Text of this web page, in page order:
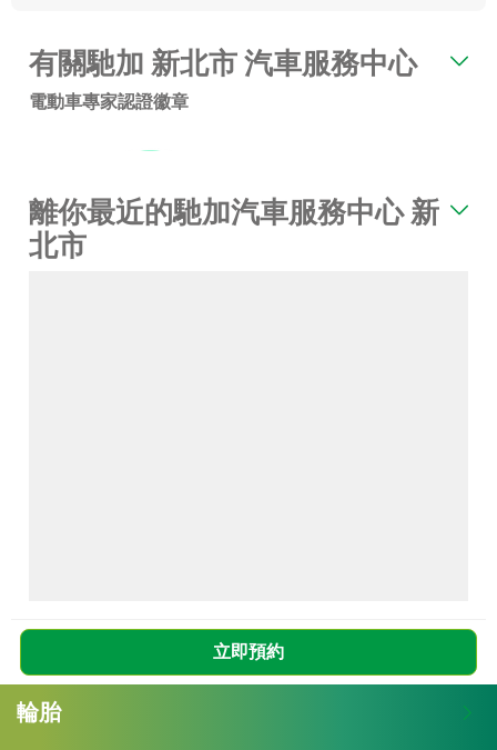
有關馳加 新北市 汽車服務中心
電動車專家認證徽章
離你最近的馳加汽車服務中心 新
北市
立即預約
輪胎